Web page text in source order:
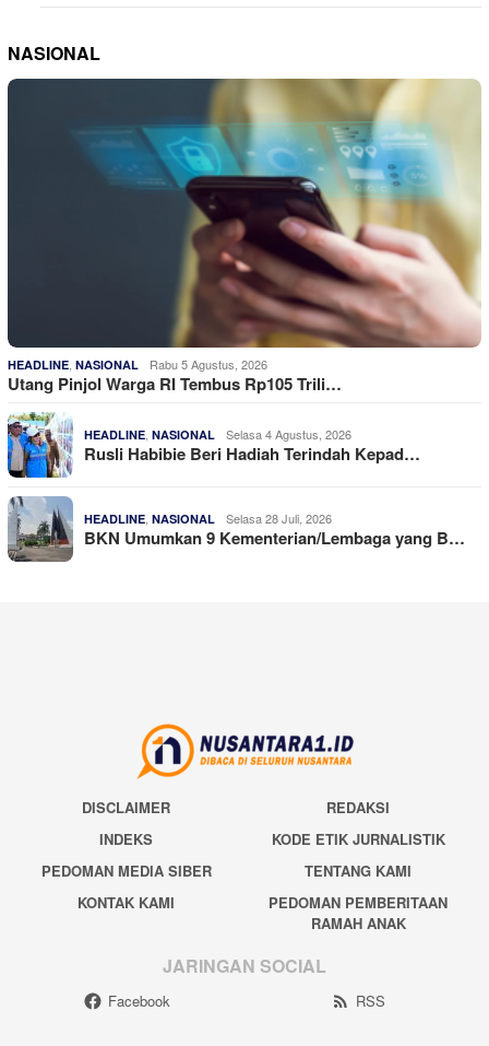
NASIONAL
HEADLINE NASIONAL Rabu 5 Agustus, 2026
Utang Pinjol Warga RI Tembus Rp105 Trili…
HEADLINE NASIONAL Selasa 4 Agustus, 2026
Rusli Habibie Beri Hadiah Terindah Kepad…
HEADLINE NASIONAL Selasa 28 Juli, 2026
BKN Umumkan 9 Kementerian/Lembaga yang B…
DISCLAIMER
REDAKSI
INDEKS
KODE ETIK JURNALISTIK
PEDOMAN MEDIA SIBER
TENTANG KAMI
KONTAK KAMI
PEDOMAN PEMBERITAAN
RAMAH ANAK
JARINGAN SOCIAL
Facebook RSS